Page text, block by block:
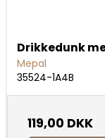
Drikkedunk
Mepal
35524-1A4B
119,00 DKK